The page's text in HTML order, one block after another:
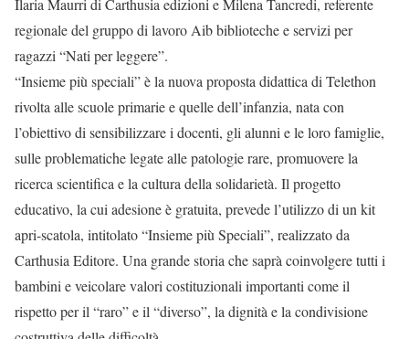
Ilaria Maurri di Carthusia edizioni e Milena Tancredi, referente
regionale del gruppo di lavoro Aib biblioteche e servizi per
ragazzi “Nati per leggere”.
“Insieme più speciali” è la nuova proposta didattica di Telethon
rivolta alle scuole primarie e quelle dell’infanzia, nata con
l’obiettivo di sensibilizzare i docenti, gli alunni e le loro famiglie,
sulle problematiche legate alle patologie rare, promuovere la
ricerca scientifica e la cultura della solidarietà. Il progetto
educativo, la cui adesione è gratuita, prevede l’utilizzo di un kit
apri-scatola, intitolato “Insieme più Speciali”, realizzato da
Carthusia Editore. Una grande storia che saprà coinvolgere tutti i
bambini e veicolare valori costituzionali importanti come il
rispetto per il “raro” e il “diverso”, la dignità e la condivisione